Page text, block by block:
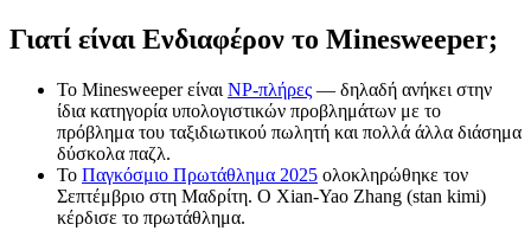
Γιατί είναι Ενδιαφέρον το Minesweeper;
Το Minesweeper είναι NP-πλήρες — δηλαδή ανήκει στην
ίδια κατηγορία υπολογιστικών προβλημάτων με το
πρόβλημα του ταξιδιωτικού πωλητή και πολλά άλλα διάσημα
δύσκολα παζλ.
Το Παγκόσμιο Πρωτάθλημα 2025 ολοκληρώθηκε τον
Σεπτέμβριο στη Μαδρίτη. Ο Xian-Yao Zhang (stan kimi)
κέρδισε το πρωτάθλημα.